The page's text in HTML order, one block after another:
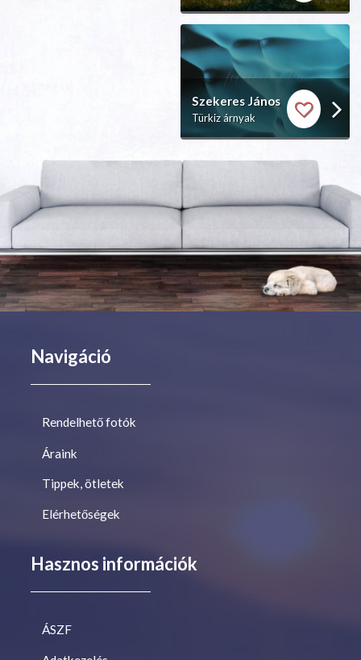
Szekeres János
Türkiz árnyak
Navigáció
Rendelhető fotók
Áraink
Tippek, ötletek
Elérhetőségek
Hasznos információk
ÁSZF